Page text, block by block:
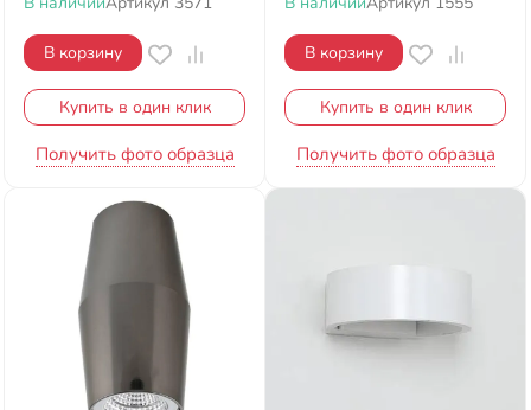
В корзину
Купить в один клик
Получить фото образца
В корзину
Купить в один клик
Получить фото образца